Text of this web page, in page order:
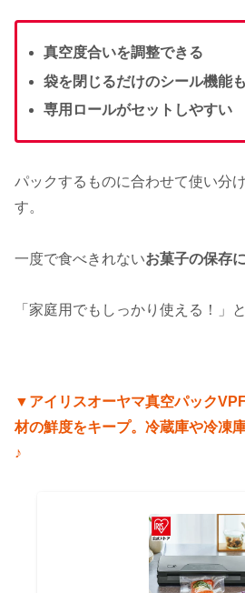
真空度合いを調整できる
袋を閉じるだけのシール機能
専用ロールがセットしやすい
パックするものに合わせて使い分
す。
一度で食べきれないお菓子の保存
「家庭用でもしっかり使える！」
▼アイリスオーヤマ真空パック
材の鮮度をキープ。 冷蔵庫や冷凍
♪